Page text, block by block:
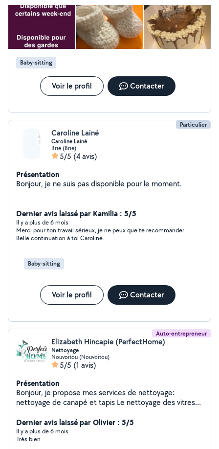
également des cours d'aide au devoir aux enfants en
primaire. Je propose mes services de cake designer, je
débute n'hésitez pas
aux services de Syndie dès que nécessaire.
Baby-sitting
Voir le profil Contacter
Particulier
Caroline Lainé
Caroline Lainé
Brie (Brie)
5/5 (4 avis)
Présentation
Bonjour, je ne suis pas disponible pour le moment.
Dernier avis laissé par Kamilia : 5/5
Il y a plus de 6 mois
Merci pour ton travail sérieux, je ne peux que te recommander.
Belle continuation à toi Caroline.
Baby-sitting
Voir le profil Contacter
Auto-entrepreneur
Elizabeth Hincapie (PerfectHome)
Nettoyage
Nouvoitou (Nouvoitou)
5/5 (1 avis)
Présentation
Bonjour, je propose mes services de nettoyage:
nettoyage de canapé et tapis Le nettoyage des vitres
des sols
Dernier avis laissé par Olivier : 5/5
Il y a plus de 6 mois
Très bien